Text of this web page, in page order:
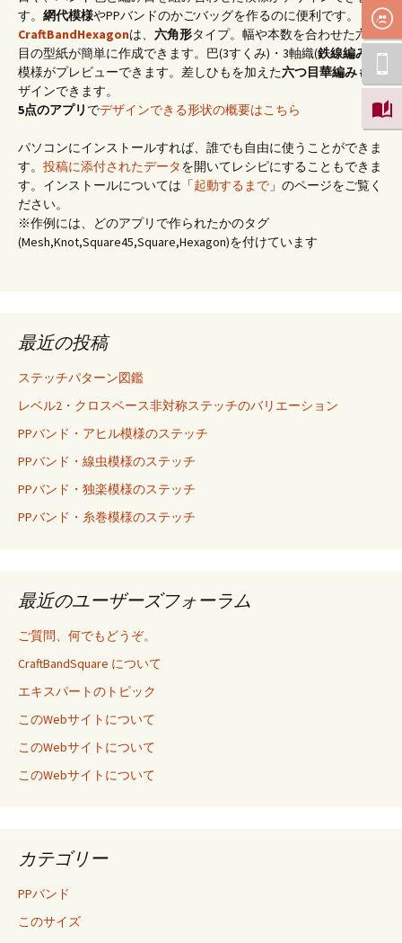
す。 網代模様やPPバンドのかごバッグを作るのに便利です。
CraftBandHexagonは、 六角形タイプ。幅や本数を合わせた六つ
目の型紙が簡単に作成できます。巴(3すくみ)・3軸織(鉄線編み
)の
模様がプレビューできます。差しひもを加えた六つ目華編みもデ
ザインできます。
5点のアプリ でデザインできる形状の概要はこちら
パソコンにインストールすれば、誰でも自由に使うことができま
す。 投稿に添付されたデータを開いてレシピにすることもできま
す。インストールについては「起動するまで 」のページをご覧く
ださい。
※作例には、どのアプリで作られたかのタグ
(Mesh,Knot,Square45,Square,Hexagon)を付けています
最近の投稿
ステッチパターン図鑑
レベル2・クロスベース非対称ステッチのバリエーション
PPバンド・アヒル模様のステッチ
PPバンド・線虫模様のステッチ
PPバンド・独楽模様のステッチ
PPバンド・糸巻模様のステッチ
最近のユーザーズフォーラム
ご質問、何でもどうぞ。
CraftBandSquare について
エキスパートのトピック
このWebサイトについて
このWebサイトについて
このWebサイトについて
カテゴリー
PPバンド
このサイズ